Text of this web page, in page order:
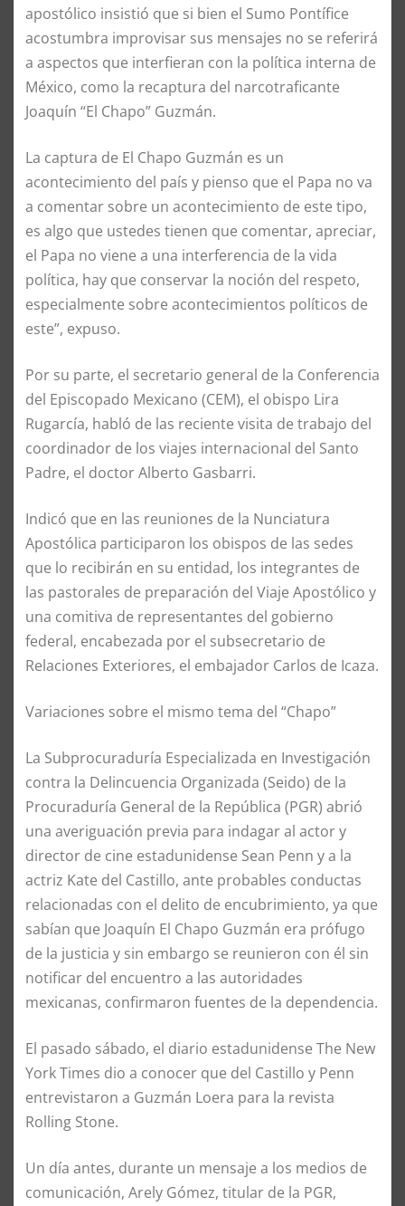
apostólico insistió que si bien el Sumo Pontífice
acostumbra improvisar sus mensajes no se referirá
a aspectos que interfieran con la política interna de
México, como la recaptura del narcotraficante
Joaquín “El Chapo” Guzmán.
La captura de El Chapo Guzmán es un
acontecimiento del país y pienso que el Papa no va
a comentar sobre un acontecimiento de este tipo,
es algo que ustedes tienen que comentar, apreciar,
el Papa no viene a una interferencia de la vida
política, hay que conservar la noción del respeto,
especialmente sobre acontecimientos políticos de
este”, expuso.
Por su parte, el secretario general de la Conferencia
del Episcopado Mexicano (CEM), el obispo Lira
Rugarcía, habló de las reciente visita de trabajo del
coordinador de los viajes internacional del Santo
Padre, el doctor Alberto Gasbarri.
Indicó que en las reuniones de la Nunciatura
Apostólica participaron los obispos de las sedes
que lo recibirán en su entidad, los integrantes de
las pastorales de preparación del Viaje Apostólico y
una comitiva de representantes del gobierno
federal, encabezada por el subsecretario de
Relaciones Exteriores, el embajador Carlos de Icaza.
Variaciones sobre el mismo tema del “Chapo”
La Subprocuraduría Especializada en Investigación
contra la Delincuencia Organizada (Seido) de la
Procuraduría General de la República (PGR) abrió
una averiguación previa para indagar al actor y
director de cine estadunidense Sean Penn y a la
actriz Kate del Castillo, ante probables conductas
relacionadas con el delito de encubrimiento, ya que
sabían que Joaquín El Chapo Guzmán era prófugo
de la justicia y sin embargo se reunieron con él sin
notificar del encuentro a las autoridades
mexicanas, confirmaron fuentes de la dependencia.
El pasado sábado, el diario estadunidense The New
York Times dio a conocer que del Castillo y Penn
entrevistaron a Guzmán Loera para la revista
Rolling Stone.
Un día antes, durante un mensaje a los medios de
comunicación, Arely Gómez, titular de la PGR,